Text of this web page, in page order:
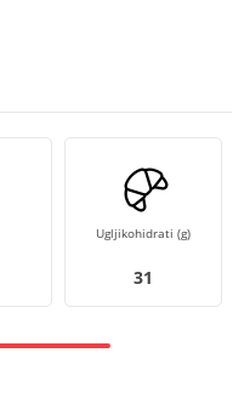
Ugljikohidrati (g)
31